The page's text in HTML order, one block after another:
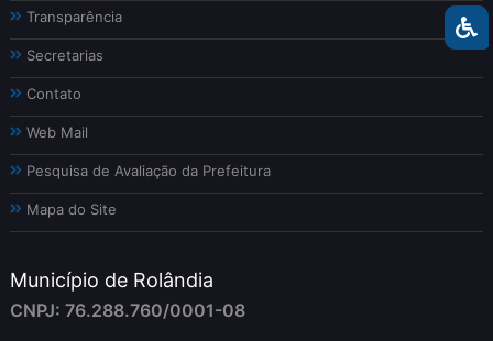
Transparência
Secretarias
Contato
Web Mail
Pesquisa de Avaliação da Prefeitura
Mapa do Site
Município de Rolândia
CNPJ: 76.288.760/0001-08